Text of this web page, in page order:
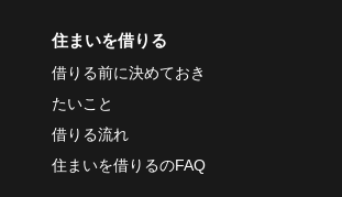
お問い合わせ
住まいを借りる
借りる前に決めておき
たいこと
借りる流れ
住まいを借りるのFAQ